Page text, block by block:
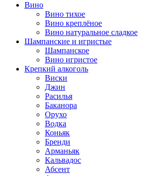
Вино
Вино тихое
Вино креплёное
Вино натуральное сладкое
Шампанские и игристые
Шампанское
Вино игристое
Крепкий алкоголь
Виски
Джин
Расилья
Баканора
Орухо
Водка
Коньяк
Бренди
Арманьяк
Кальвадос
Абсент